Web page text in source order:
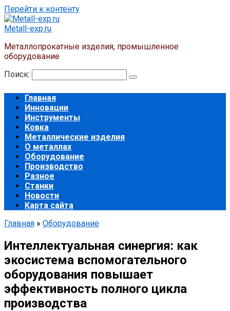
Перейти к контенту
Metall-exp.ru
Металлопрокатные изделия, промышленное
оборудование
Поиск:
Главная
Инновации
Инструменты
Ковка
Металлические изделия
О металлах
Оборудование
Производство
Разное
Станки
Новости
Карта сайта
Главная » Оборудование
Интеллектуальная синергия: как
экосистема вспомогательного
оборудования повышает
эффективность полного цикла
производства